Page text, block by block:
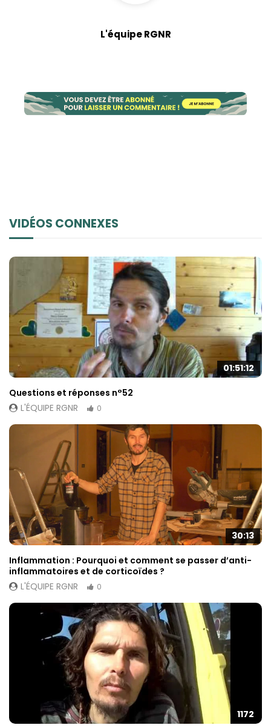
L'équipe RGNR
VIDÉOS CONNEXES
01:51:12
Questions et réponses n°52
L'ÉQUIPE RGNR
0
30:13
Inflammation : Pourquoi et comment se passer d’anti-
inflammatoires et de corticoïdes ?
L'ÉQUIPE RGNR
0
1172